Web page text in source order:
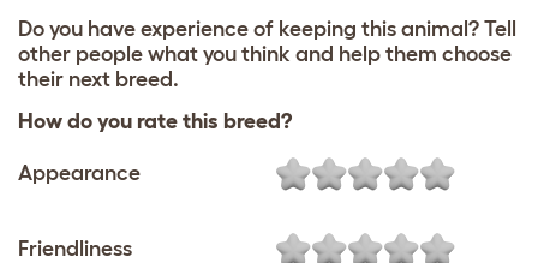
n
Do you have experience of keeping this animal? Tell
other people what you think and help them choose
their next breed.
How do you rate this breed?
Appearance
Friendliness